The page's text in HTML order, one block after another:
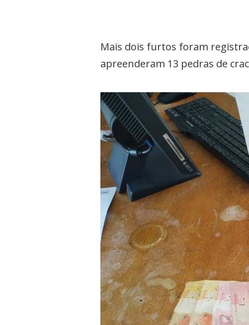
Mais dois furtos foram
apreenderam 13 pedras de